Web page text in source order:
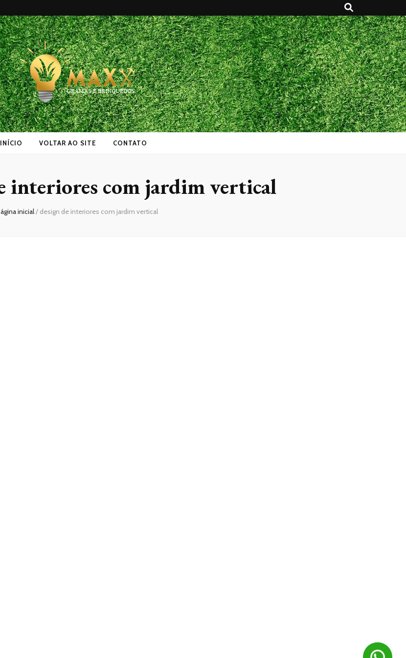
INÍCIO VOLTAR AO SITE CONTATO
interiores com jardim vertical
inicial/ design de interiores com jardim vertical